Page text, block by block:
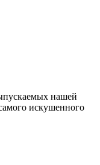
нашей
искушенного